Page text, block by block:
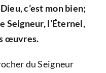
c’est mon bien;
Seigneur, l’Éternel,
œuvres.
du Seigneur